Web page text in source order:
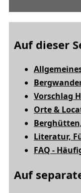
Auf dieser
Vorschlag
Orte &
Literatur,
FAQ -
Auf